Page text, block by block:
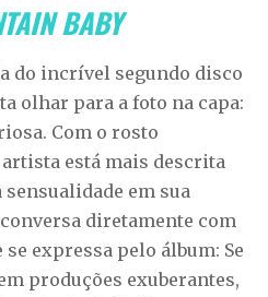
BABY
do incrível segundo disco
olhar para a foto na capa:
Com o rosto
está mais descrita
em sua
diretamente com
expressa pelo álbum: Se
produções exuberantes,